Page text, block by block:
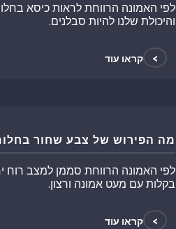
לפי האמונה הרווחת לראות כיסא
והיכולת שלנו להיות סבלנים.
> קראו עוד
מה הפירוש של צבע שחור
לפי האמונה הרווחת סממן למצב רוח
בקלות עם מעט אמונה ורצון.
> קראו עוד